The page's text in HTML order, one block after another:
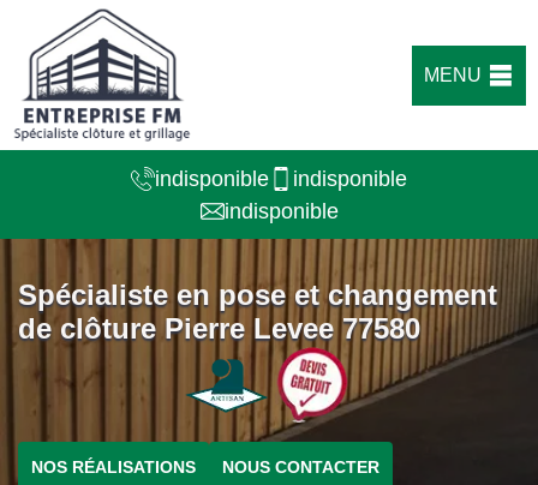
MENU
indisponible
indisponible
indisponible
Spécialiste en pose et changement
de clôture Pierre Levee 77580
NOS RÉALISATIONS NOUS CONTACTER